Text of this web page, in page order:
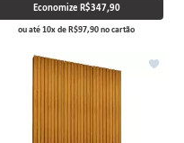
Economize R$347,90
ou até10xdeR$97,90no cartão